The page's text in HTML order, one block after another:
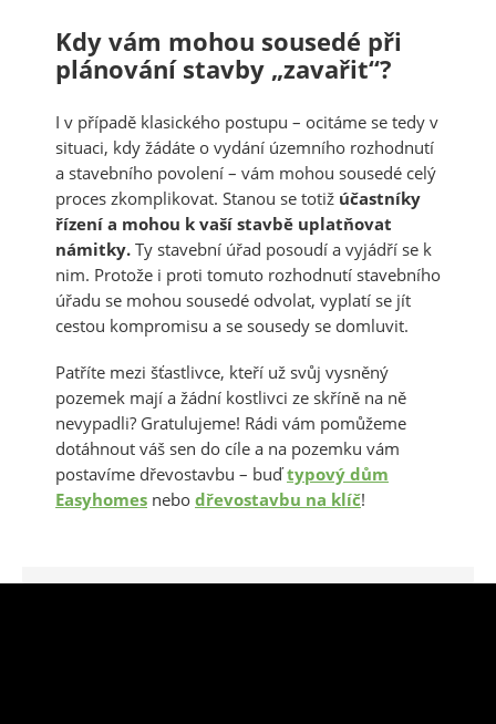
Kdy vám mohou sousedé při
plánování stavby „zavařit“?
I v případě klasického postupu – ocitáme se tedy v
situaci, kdy žádáte o vydání územního rozhodnutí
a stavebního povolení – vám mohou sousedé celý
proces zkomplikovat. Stanou se totiž účastníky
řízení a mohou k vaší stavbě uplatňovat
námitky. Ty stavební úřad posoudí a vyjádří se k
nim. Protože i proti tomuto rozhodnutí stavebního
úřadu se mohou sousedé odvolat, vyplatí se jít
cestou kompromisu a se sousedy se domluvit.
Patříte mezi šťastlivce, kteří už svůj vysněný
pozemek mají a žádní kostlivci ze skříně na ně
nevypadli? Gratulujeme! Rádi vám pomůžeme
dotáhnout váš sen do cíle a na pozemku vám
postavíme dřevostavbu – buďtypový dům
Easyhomes nebo dřevostavbu na klíč!